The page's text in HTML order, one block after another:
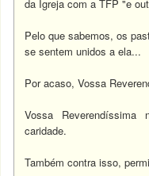
da Igreja com a TFP "e
Pelo que sabemos, os
se sentem unidos a ela...
Por acaso, Vossa
Vossa
caridade.
Também contra isso,